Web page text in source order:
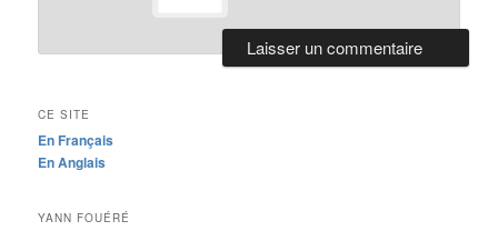
CE SITE
En Français
En Anglais
YANN FOUÉRÉ